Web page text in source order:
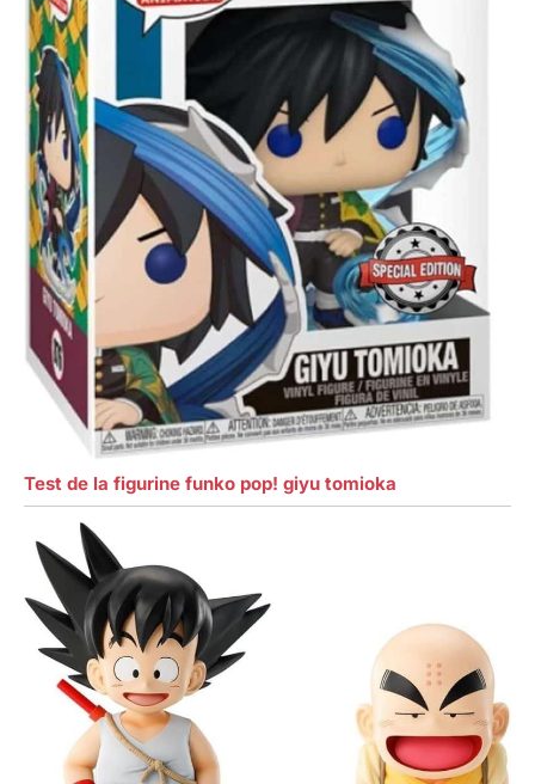
Test de la figurine funko pop! giyu tomioka